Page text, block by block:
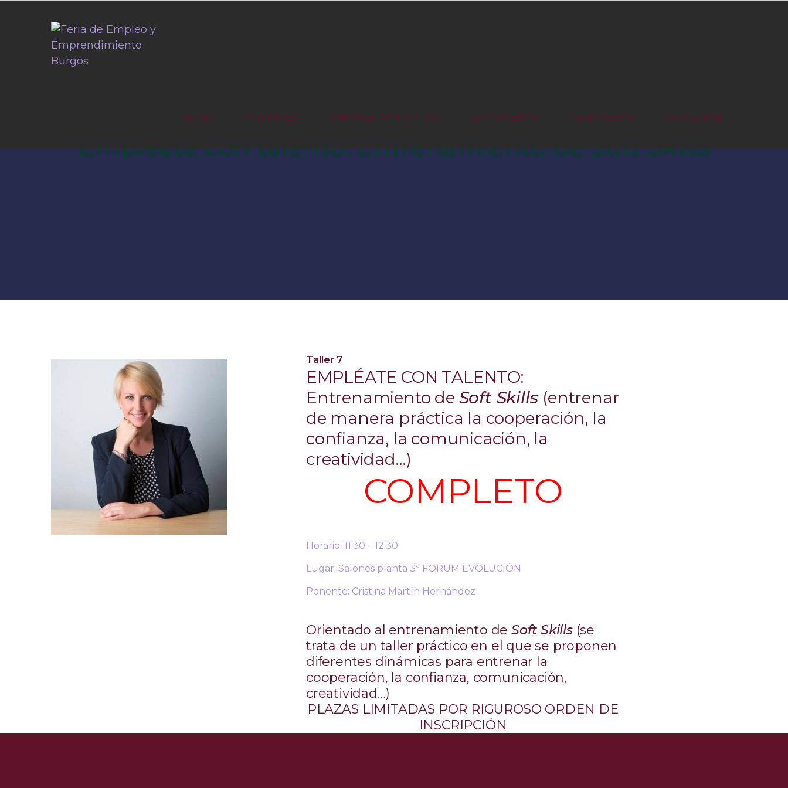
INICIO EMPRESAS OFERTAS DE EMPLEO ACTIVIDADES CANDIDATOS UBICACIÓN
Empléate con talento: Entrenamiento de Soft Skills
Taller 7
EMPLÉATE CON TALENTO:
Entrenamiento de Soft Skills (entrenar
de manera práctica la cooperación, la
confianza, la comunicación, la
creatividad…)
COMPLETO
Horario: 11:30 – 12:30
Lugar: Salones planta 3ª FORUM EVOLUCIÓN
Ponente: Cristina Martín Hernández
Orientado al entrenamiento de Soft Skills (se
trata de un taller práctico en el que se proponen
diferentes dinámicas para entrenar la
cooperación, la confianza, comunicación,
creatividad…)
PLAZAS LIMITADAS POR RIGUROSO ORDEN DE
INSCRIPCIÓN